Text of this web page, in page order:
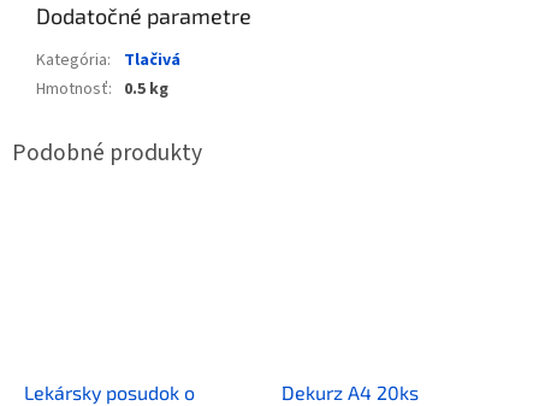
Dodatočné parametre
Kategória:
Tlačivá
Hmotnosť: 0.5 kg
Lekársky posudok o
Dekurz A4 20ks